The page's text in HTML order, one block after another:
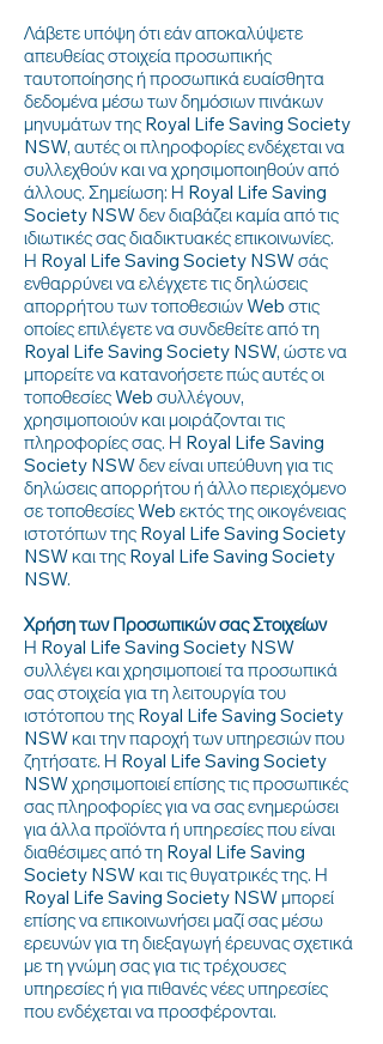
Λάβετε υπόψη ότι εάν αποκαλύψετε
απευθείας στοιχεία προσωπικής
ταυτοποίησης ή προσωπικά ευαίσθητα
δεδομένα μέσω των δημόσιων πινάκων
μηνυμάτων της Royal Life Saving Society
NSW, αυτές οι πληροφορίες ενδέχεται να
συλλεχθούν και να χρησιμοποιηθούν από
άλλους. Σημείωση: Η Royal Life Saving
Society NSW δεν διαβάζει καμία από τις
ιδιωτικές σας διαδικτυακές επικοινωνίες.
Η Royal Life Saving Society NSW σάς
ενθαρρύνει να ελέγχετε τις δηλώσεις
απορρήτου των τοποθεσιών Web στις
οποίες επιλέγετε να συνδεθείτε από τη
Royal Life Saving Society NSW, ώστε να
μπορείτε να κατανοήσετε πώς αυτές οι
τοποθεσίες Web συλλέγουν,
χρησιμοποιούν και μοιράζονται τις
πληροφορίες σας. Η Royal Life Saving
Society NSW δεν είναι υπεύθυνη για τις
δηλώσεις απορρήτου ή άλλο περιεχόμενο
σε τοποθεσίες Web εκτός της οικογένειας
ιστοτόπων της Royal Life Saving Society
NSW και της Royal Life Saving Society
NSW.
Χρήση των Προσωπικών σας Στοιχείων
Η Royal Life Saving Society NSW
συλλέγει και χρησιμοποιεί τα προσωπικά
σας στοιχεία για τη λειτουργία του
ιστότοπου της Royal Life Saving Society
NSW και την παροχή των υπηρεσιών που
ζητήσατε. Η Royal Life Saving Society
NSW χρησιμοποιεί επίσης τις προσωπικές
σας πληροφορίες για να σας ενημερώσει
για άλλα προϊόντα ή υπηρεσίες που είναι
διαθέσιμες από τη Royal Life Saving
Society NSW και τις θυγατρικές της. Η
Royal Life Saving Society NSW μπορεί
επίσης να επικοινωνήσει μαζί σας μέσω
ερευνών για τη διεξαγωγή έρευνας σχετικά
με τη γνώμη σας για τις τρέχουσες
υπηρεσίες ή για πιθανές νέες υπηρεσίες
που ενδέχεται να προσφέρονται.